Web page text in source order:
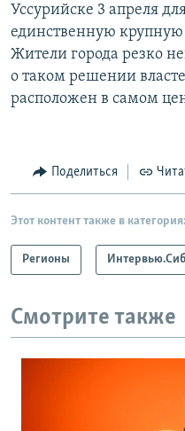
Уссурийске 3 апреля
единственную крупную
Жители города резко
о таком решении
расположен в самом
Поделиться
Этот контент также в
Регионы
Смотрите также